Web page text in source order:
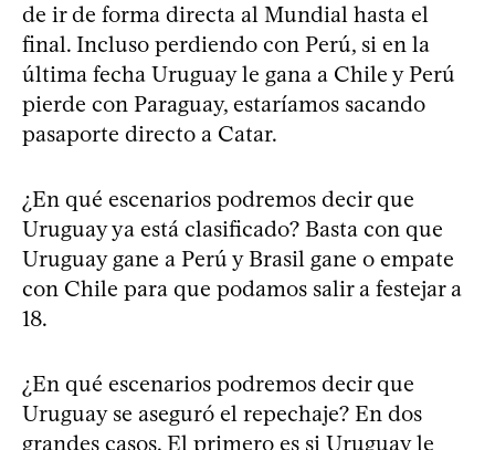
de ir de forma directa al Mundial hasta el
final. Incluso perdiendo con Perú, si en la
última fecha Uruguay le gana a Chile y Perú
pierde con Paraguay, estaríamos sacando
pasaporte directo a Catar.
¿En qué escenarios podremos decir que
Uruguay ya está clasificado? Basta con que
Uruguay gane a Perú y Brasil gane o empate
con Chile para que podamos salir a festejar a
18.
¿En qué escenarios podremos decir que
Uruguay se aseguró el repechaje? En dos
grandes casos. El primero es si Uruguay le